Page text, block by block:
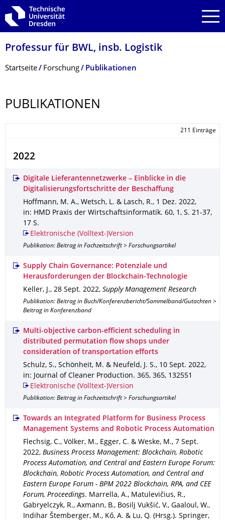
Zur Hauptnavigation springen
Zur Suche springen
Zum Inhalt springen
Professur für BWL, insb. Logistik
Breadcrumb-Menü
Startseite Forschung Publikationen
PUBLIKATIONEN
211 Einträge
2022
Digitale Lieferantennetzwerke – Einblicke in die
Digitalisierungsfortschritte der Beschaffung
Hoffmann, M. A., Wetsch, L. & Lasch, R., 1 Dez. 2022,
in: HMD Praxis der Wirtschaftsinformatik. 60, 1 , S. 21-37,
17 S.
Elektronische (Volltext-)Version
Publikation: Beitrag in Fachzeitschrift > Forschungsartikel
Supply Chain Governance: Potenziale und
Herausforderungen der Blockchain‐Technologie
Keller, J., 28 Sept. 2022, Supply Management Research
Publikation: Beitrag in Buch/Konferenzbericht/Sammelband/Gutachten >
Beitrag in Konferenzband
Multi-objective carbon-efficient scheduling in
distributed permutation flow shops under
consideration of transportation efforts
Schulz, S., Schönheit, M. & Neufeld, J. S., 10 Sept. 2022,
in: Journal of Cleaner Production. 365, 365, 132551
Elektronische (Volltext-)Version
Publikation: Beitrag in Fachzeitschrift > Forschungsartikel
Towards an Integrated Platform for Business Process
Management Systems and Robotic Process Automation
Flechsig, C., Völker, M., Egger, C. & Weske, M., 7 Sept.
2022, Business Process Management: Blockchain, Robotic
Process Automation, and Central and Eastern Europe Forum:
Blockchain, Robotic Process Automation, and Central and
Eastern Europe Forum - BPM 2022 Blockchain, RPA, and CEE
Forum, Proceedings. Marrella, A., Matulevičius, R.,
Gabryelczyk, R., Axmann, B., Bosilj Vukšić, V., Gaaloul, W.,
Indihar Štemberger, M., Kő, A. & Lu, Q. (Hrsg.). Springer,